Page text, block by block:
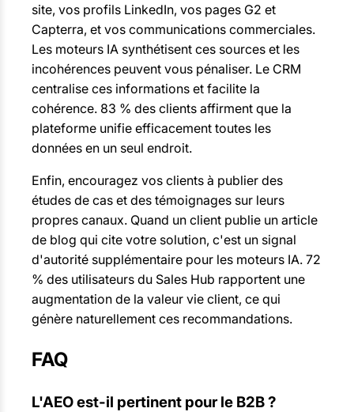
site, vos profils LinkedIn, vos pages G2 et
Capterra, et vos communications commerciales.
Les moteurs IA synthétisent ces sources et les
incohérences peuvent vous pénaliser. Le CRM
centralise ces informations et facilite la
cohérence. 83 % des clients affirment que la
plateforme unifie efficacement toutes les
données en un seul endroit.
Enfin, encouragez vos clients à publier des
études de cas et des témoignages sur leurs
propres canaux. Quand un client publie un article
de blog qui cite votre solution, c'est un signal
d'autorité supplémentaire pour les moteurs IA. 72
% des utilisateurs du Sales Hub rapportent une
augmentation de la valeur vie client, ce qui
génère naturellement ces recommandations.
FAQ
L'AEO est-il pertinent pour le B2B ?